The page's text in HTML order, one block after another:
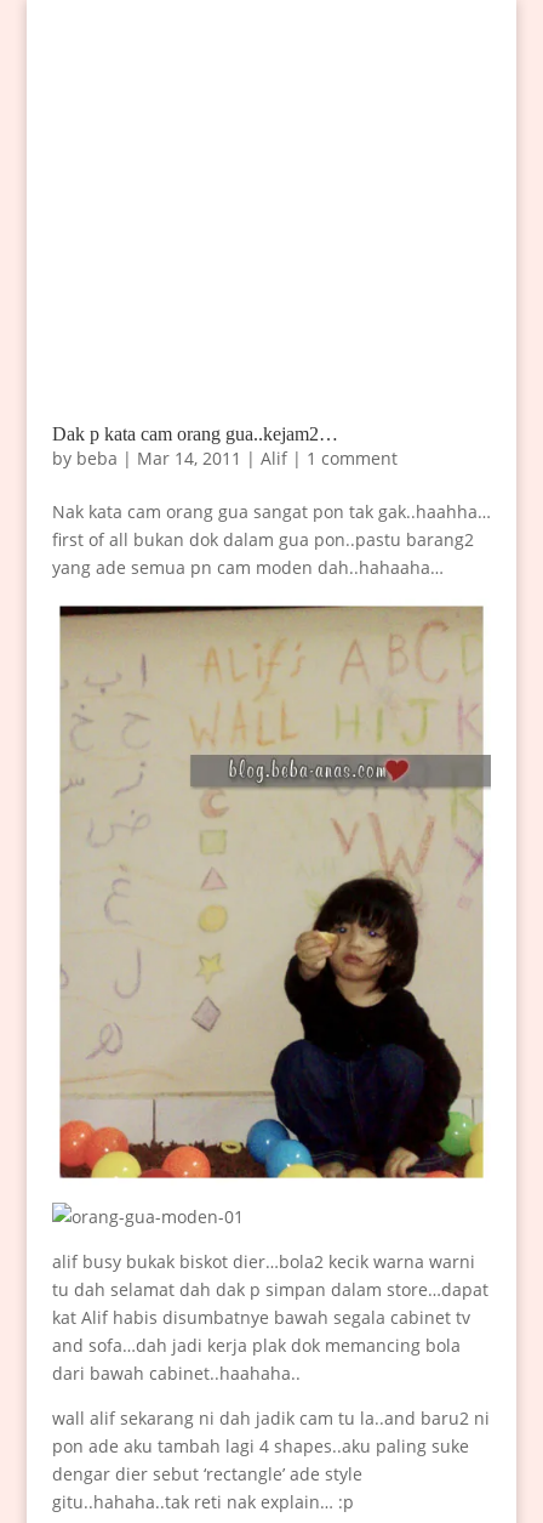
Dak p kata cam orang gua..kejam2…
by beba | Mar 14, 2011 | Alif| 1 comment
Nak kata cam orang gua sangat pon tak gak..haahha…
first of all bukan dok dalam gua pon..pastu barang2
yang ade semua pn cam moden dah..hahaaha…
alif busy bukak biskot dier…bola2 kecik warna warni
tu dah selamat dah dak p simpan dalam store…dapat
kat Alif habis disumbatnye bawah segala cabinet tv
and sofa…dah jadi kerja plak dok memancing bola
dari bawah cabinet..haahaha..
wall alif sekarang ni dah jadik cam tu la..and baru2 ni
pon ade aku tambah lagi 4 shapes..aku paling suke
dengar dier sebut ‘rectangle’ ade style
gitu..hahaha..tak reti nak explain… :p